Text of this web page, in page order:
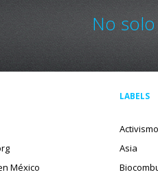
No
México
LABELS
Asia